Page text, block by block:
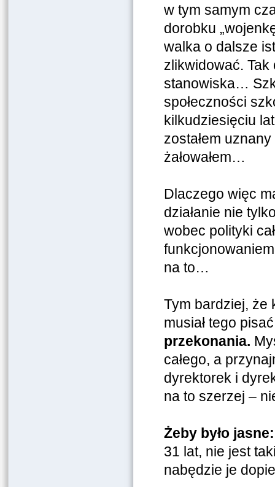
w tym samym
dorobku
walka o dalsze
zlikwidować. Tak
stanowiska…
społeczności
kilkudziesięciu
zostałem
żałowałem…
Dlaczego więc
działanie nie
wobec polityki
na to…
Tym bardziej, że
musiał tego
przekonania.
całego, a
dyrektorek i
na to szerzej –
Żeby było jasne:
31 lat, nie jest
nabędzie je